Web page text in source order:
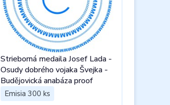
Strieborná medaila Josef Lada -
Osudy dobrého vojaka Švejka -
Budějovická anabáza proof
Emisia 300 ks